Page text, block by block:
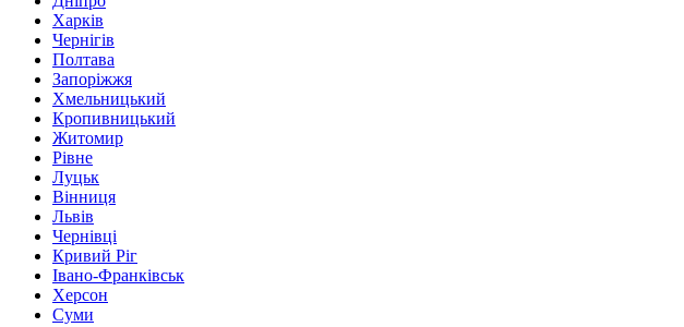
Харків
Чернігів
Полтава
Запоріжжя
Хмельницький
Кропивницький
Житомир
Рівне
Луцьк
Вінниця
Львів
Чернівці
Кривий Ріг
Івано-Франківськ
Херсон
Суми